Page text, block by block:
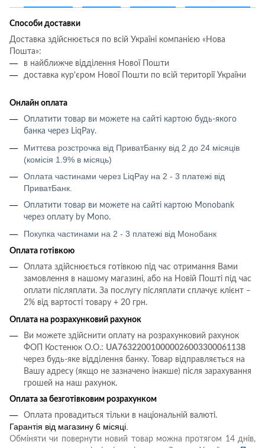
Способи доставки
Доставка здійснюється по всій Україні компанією «Нова
Пошта»:
в найближче відділення Нової Пошти
доставка кур'єром Нової Пошти по всій території України
Онлайн оплата
Оплатити товар ви можете на сайті картою будь-якого
банка через LiqPay.
Миттєва розстрочка від ПриватБанку від 2 до 24 місяців
(комісія 1.9% в місяць)
Оплата частинами через LiqPay на 2 - 3 платежі від
ПриватБанк.
Оплатити товар ви можете на сайті картою Monobank
через оплату by Mono.
Покупка частинами на 2 - 3 платежі від Монобанк
Оплата готівкою
Оплата здійснюється готівкою під час отримання Вами
замовлення в нашому магазині, або на Новій Пошті під час
оплати післяплати. За послугу післяплати сплачує клієнт –
2% від вартості товару + 20 грн.
Оплата на розрахунковий рахунок
Ви можете здійснити оплату на розрахунковий рахунок
ФОП Костенюк О.О.: UA763220010000026003300061138
через будь-яке відділення банку. Товар відправляється на
Вашу адресу (якщо не зазначено інакше) після зарахування
грошей на наш рахунок.
Оплата за безготівковим розрахунком
Оплата провадиться тільки в національній валюті.
Гарантія від магазину 6 місяці.
Обміняти чи повернути новий товар можна протягом 14 днів,